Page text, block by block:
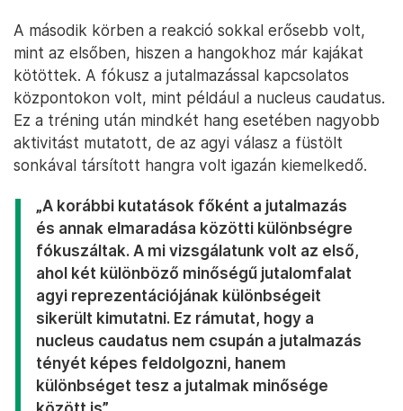
A második körben a reakció sokkal erősebb volt,
mint az elsőben, hiszen a hangokhoz már kajákat
kötöttek. A fókusz a jutalmazással kapcsolatos
központokon volt, mint például a nucleus caudatus.
Ez a tréning után mindkét hang esetében nagyobb
aktivitást mutatott, de az agyi válasz a füstölt
sonkával társított hangra volt igazán kiemelkedő.
„A korábbi kutatások főként a jutalmazás
és annak elmaradása közötti különbségre
fókuszáltak. A mi vizsgálatunk volt az első,
ahol két különböző minőségű jutalomfalat
agyi reprezentációjának különbségeit
sikerült kimutatni. Ez rámutat, hogy a
nucleus caudatus nem csupán a jutalmazás
tényét képes feldolgozni, hanem
különbséget tesz a jutalmak minősége